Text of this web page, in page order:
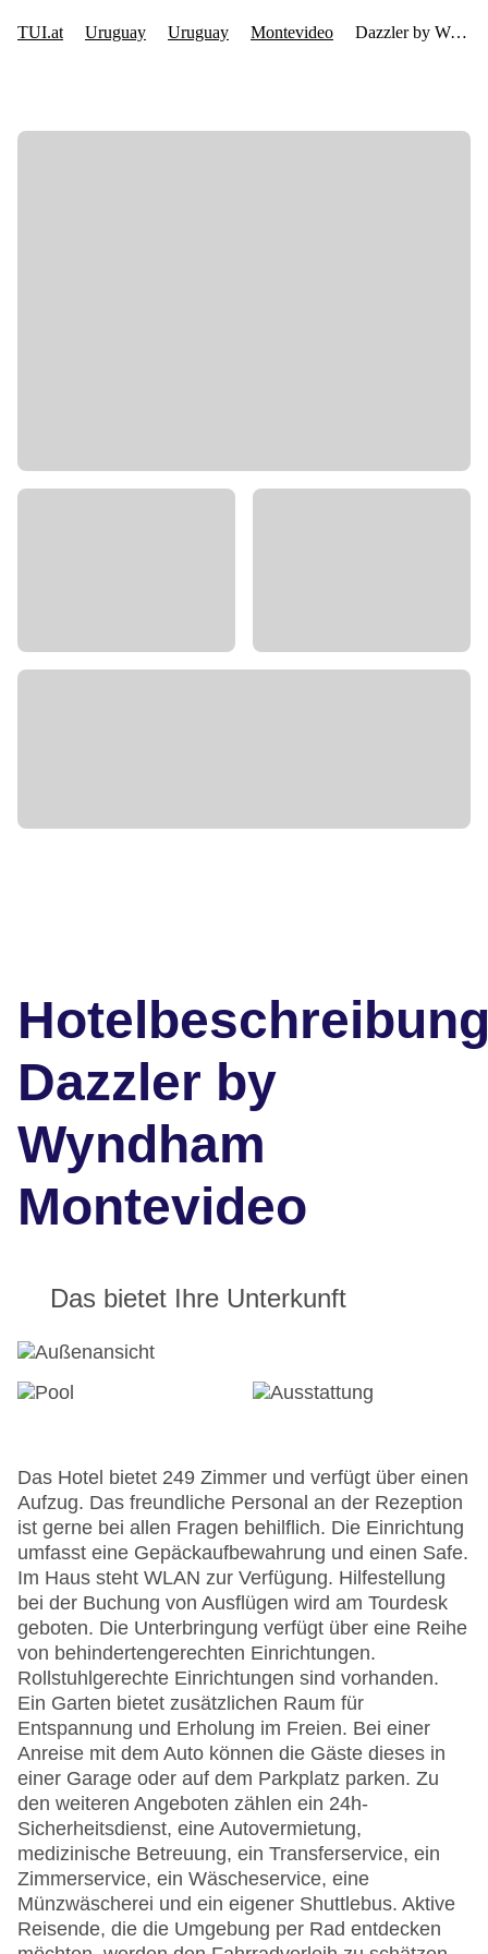
Dazzler by
Wyndham
Montevideo
Das bietet Ihre Unterkunft
Das Hotel bietet 249 Zimmer und verfügt über einen
Aufzug. Das freundliche Personal an der Rezeption
ist gerne bei allen Fragen behilflich. Die Einrichtung
umfasst eine Gepäckaufbewahrung und einen Safe.
Im Haus steht WLAN zur Verfügung. Hilfestellung
bei der Buchung von Ausflügen wird am Tourdesk
geboten. Die Unterbringung verfügt über eine Reihe
von behindertengerechten Einrichtungen.
Rollstuhlgerechte Einrichtungen sind vorhanden.
Ein Garten bietet zusätzlichen Raum für
Entspannung und Erholung im Freien. Bei einer
Anreise mit dem Auto können die Gäste dieses in
einer Garage oder auf dem Parkplatz parken. Zu
den weiteren Angeboten zählen ein 24h-
Sicherheitsdienst, eine Autovermietung,
medizinische Betreuung, ein Transferservice, ein
Zimmerservice, ein Wäscheservice, eine
Münzwäscherei und ein eigener Shuttlebus. Aktive
Reisende, die die Umgebung per Rad entdecken